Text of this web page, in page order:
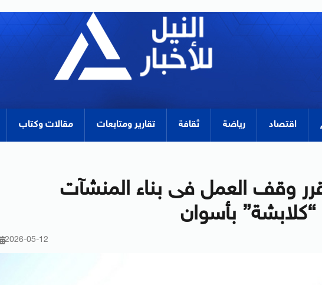
اقتصاد رياضة ثقافة تقارير ومتابعات مقالات وكتاب
يقرر وقف العمل فى بناء المنشآت
بأسوان
2026-05-12